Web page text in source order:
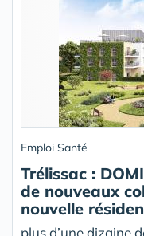
Emploi Santé
Trélissac :
de nouveaux
nouvelle